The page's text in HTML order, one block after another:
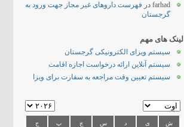
farhad در فهرست داروهای غیر مجاز جهت ورود به
گرجستان
لینک های مهم
سیستم ویزای الکترونیکی گرجستان
سیستم آنلاین ارائه درخواست اجازه اقامت
سیستم تعیین وقت مراجعه به سفارت برای ویزا
ش ی د س چ پ ج